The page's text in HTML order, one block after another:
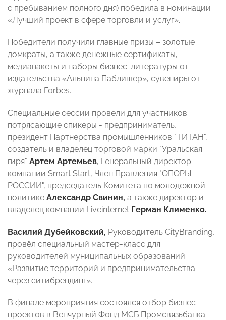
с пребыванием полного дня) победила в номинации
«Лучший проект в сфере торговли и услуг».
Победители получили главные призы – золотые
домкраты, а также денежные сертификаты,
медиапакеты и наборы бизнес-литературы от
издательства «Альпина Паблишер», сувениры от
журнала Forbes.
Специальные сессии провели для участников
потрясающие спикеры - предприниматель,
президент Партнерства промышленников "ТИТАН",
создатель и владелец торговой марки "Уральская
гиря" Артем Артемьев, Генеральный директор
компании Smart Start, Член Правления "ОПОРЫ
РОССИИ", председатель Комитета по молодежной
политике Александр Свинин, а также директор и
владелец компании Liveinternet Герман Клименко.
Василий Дубейковский, Руководитель CityBranding,
провёл специальный мастер-класс для
руководителей муниципальных образований
«Развитие территорий и предпринимательства
через ситибрендинг».
В финале мероприятия состоялся отбор бизнес-
проектов в Венчурный Фонд МСБ Промсвязьбанка.